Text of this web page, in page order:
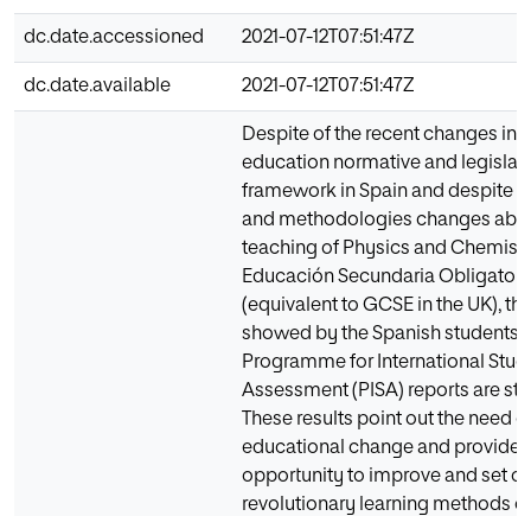
dc.date.accessioned 2021-07-12T07:51:47Z
dc.date.available 2021-07-12T07:51:47Z
Despite of the recent changes in
education normative and
framework in Spain and despite
and methodologies changes
teaching of Physics and
Educación Secundaria
(equivalent to GCSE in the UK),
showed by the Spanish students
Programme for International
Assessment (PISA) reports are
These results point out the need
educational change and provide
opportunity to improve and set
revolutionary learning methods